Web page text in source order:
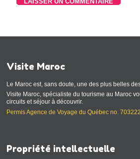
Visite Maroc
Le Maroc est, sans doute, une des plus belles
Visite Maroc, spécialiste du tourisme au Maroc
circuits et séjour à découvrir.
Permis Agence de Voyage du Québec no. 703222
Propriété intellectuelle